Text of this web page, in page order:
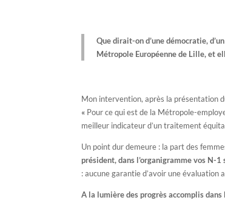
Que dirait-on d’une démocratie,
Métropole Européenne de Lille, et
Mon intervention, après la présentation
« Pour ce qui est de la Métropole-
meilleur indicateur d’un traitement
Un point dur demeure : la part des
président, dans l’organigramme vos N-
: aucune garantie d’avoir une évaluation
A la lumière des progrès accomplis